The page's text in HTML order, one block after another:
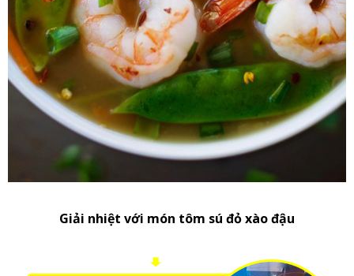
Giải nhiệt với món tôm sú đỏ xào đậu